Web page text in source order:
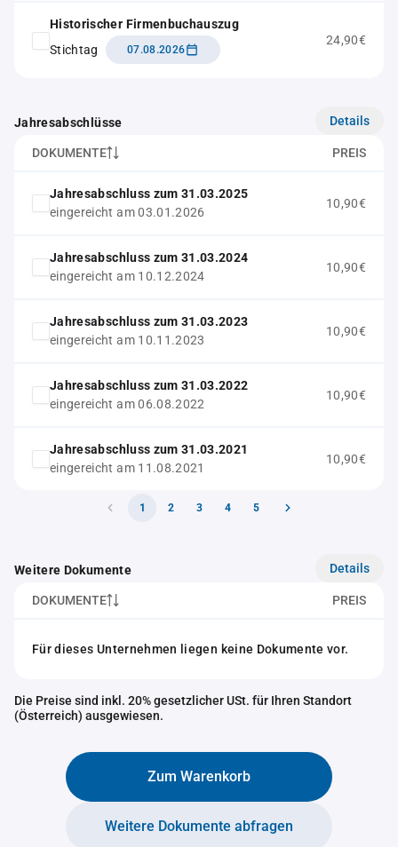
Historischer Firmenbuchauszug
Stichtag
07.08.2026
24,90€
Jahresabschlüsse Details
DOKUMENTE PREIS
Jahresabschluss zum 31.03.2025
eingereicht am 03.01.2026
10,90€
Jahresabschluss zum 31.03.2024
eingereicht am 10.12.2024
10,90€
Jahresabschluss zum 31.03.2023
eingereicht am 10.11.2023
10,90€
Jahresabschluss zum 31.03.2022
eingereicht am 06.08.2022
10,90€
Jahresabschluss zum 31.03.2021
eingereicht am 11.08.2021
10,90€
1 2 3 4 5
Weitere Dokumente Details
DOKUMENTE PREIS
Für dieses Unternehmen liegen keine Dokumente vor.
Die Preise sind inkl. 20% gesetzlicher USt. für Ihren Standort
(Österreich) ausgewiesen.
Zum Warenkorb
Weitere Dokumente abfragen